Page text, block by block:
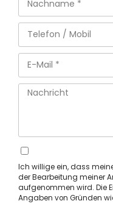
Ich willige ein, dass
der Bearbeitung meiner
aufgenommen wird. Die
Angaben von Gründen